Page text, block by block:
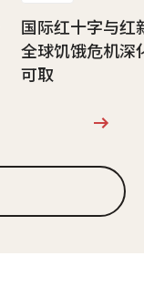
国际红十字与红
全球饥饿危机深
可取